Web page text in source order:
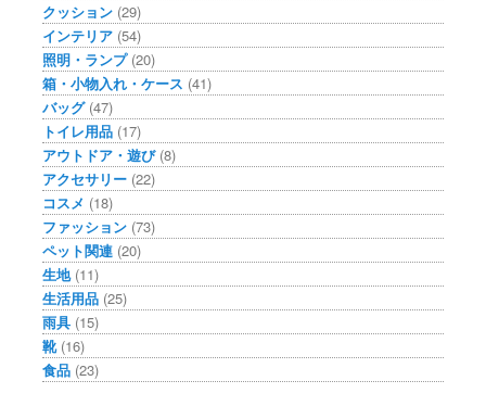
クッション (29)
インテリア (54)
照明・ランプ(20)
箱・小物入れ・ケース (41)
バッグ(47)
トイレ用品 (17)
アウトドア・遊び(8)
アクセサリー (22)
コスメ (18)
ファッション (73)
ペット関連 (20)
生地(11)
生活用品 (25)
雨具 (15)
靴(16)
食品 (23)